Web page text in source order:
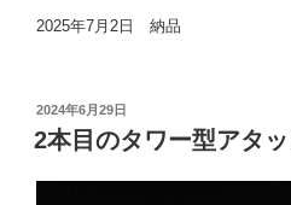
2025年7月2日 納品
投
稿
日:
2024年6月29日
2本目のタワー型アタ